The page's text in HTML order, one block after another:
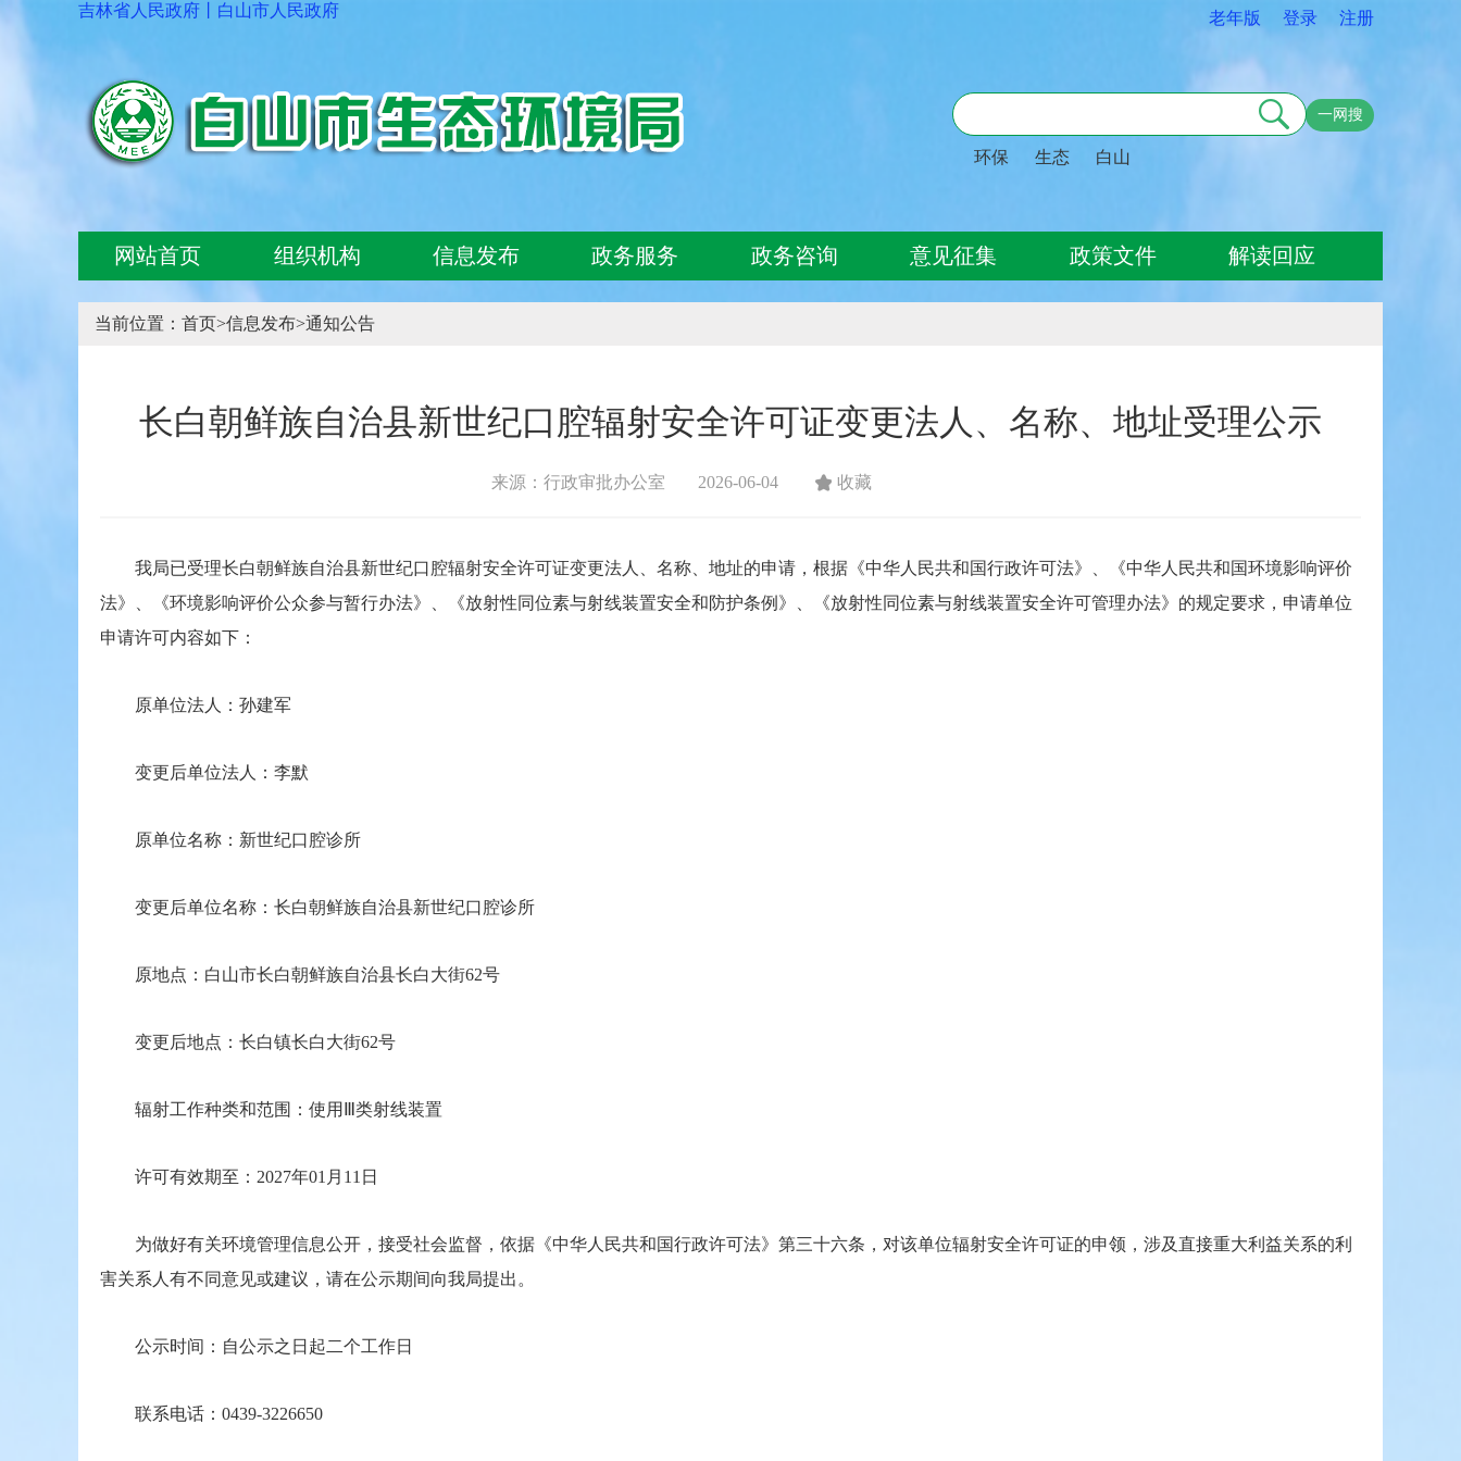
吉林省人民政府 白山市人民政府 老年版 登录 注册
环保 生态 白山
一网搜
网站首页 组织机构 信息发布 政务服务 政务咨询 意见征集 政策文件 解读回应
当前位置： 首页>信息发布>通知公告
长白朝鲜族自治县新世纪口腔辐射安全许可证变更法人、名称、地址受理公示
来源：行政审批办公室 2026-06-04 收藏
我局已受理长白朝鲜族自治县新世纪口腔辐射安全许可证变更法人、名称、地址的申请，根据《中华人民共和国行政许可法》、《中华人民共和国环境影响评价
法》、《环境影响评价公众参与暂行办法》、《放射性同位素与射线装置安全和防护条例》、《放射性同位素与射线装置安全许可管理办法》的规定要求，申请单位
申请许可内容如下：
原单位法人：孙建军
变更后单位法人：李默
原单位名称 ： 新世纪口腔诊所
变更后单位名称 ： 长白朝鲜族自治县新世纪口腔诊所
原地点 ： 白山市长白朝鲜族自治县长白大街62号
变更后地点 ： 长白镇长白大街62号
辐射工作种类和范围 ： 使用Ⅲ类射线装置
许可有效期至：2027年01月11日
为做好有关环境管理信息公开，接受社会监督，依据《中华人民共和国行政许可法》第三十六条，对该单位辐射安全许可证的申领，涉及直接重大利益关系的利
害关系人有不同意见或建议，请在公示期间向我局提出。
公示时间：自公示之日起二个工作日
联系电话：0439-3226650